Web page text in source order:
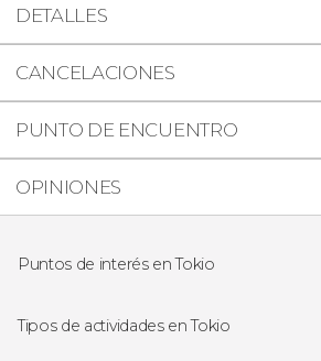
DETALLES
CANCELACIONES
PUNTO DE ENCUENTRO
OPINIONES
Puntos de interés en Tokio
Senso-ji
Tipos de actividades en Tokio